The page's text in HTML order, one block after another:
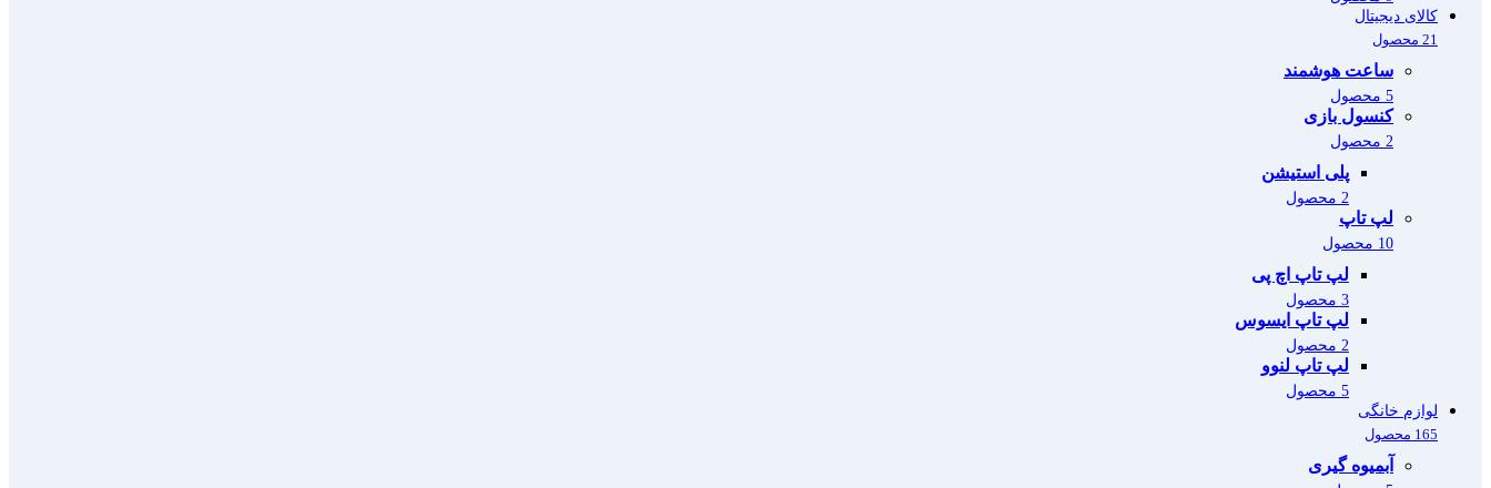
کالای دیجیتال
21 محصول
ساعت هوشمند
5 محصول
کنسول بازی
2 محصول
پلی استیشن
2 محصول
لپ تاپ
10 محصول
لپ تاپ اچ پی
3 محصول
لپ تاپ ایسوس
2 محصول
لپ تاپ لنوو
5 محصول
لوازم خانگی
165 محصول
آبمیوه گیری